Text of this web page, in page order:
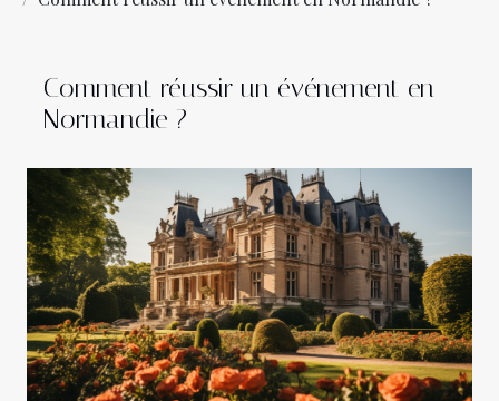
Comment réussir un événement en
Normandie ?